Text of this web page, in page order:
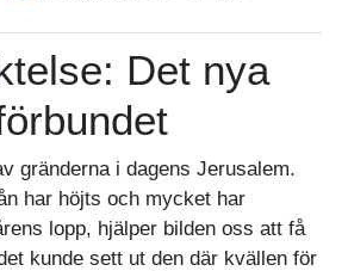
Det nya
gränderna i dagens Jerusalem.
har höjts och mycket har
lopp, hjälper bilden oss att få
kunde sett ut den där kvällen för